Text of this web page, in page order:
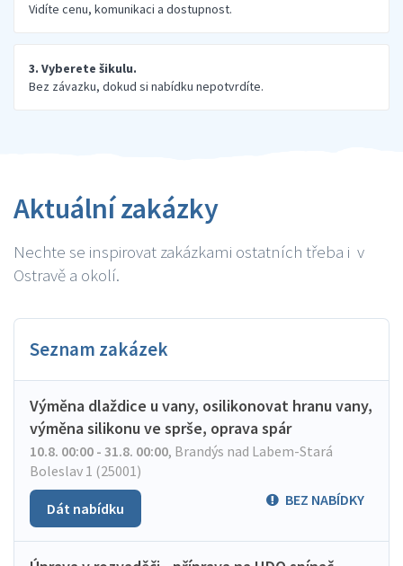
Vidíte cenu, komunikaci a dostupnost.
3. Vyberete šikulu.
Bez závazku, dokud si nabídku nepotvrdíte.
Aktuální zakázky
Nechte se inspirovat zakázkami ostatních třeba i v
Ostravě a okolí.
Seznam zakázek
Výměna dlaždice u vany, osilikonovat hranu vany,
výměna silikonu ve sprše, oprava spár
10.8. 00:00 - 31.8. 00:00, Brandýs nad Labem-Stará
Boleslav 1 (25001)
BEZ NABÍDKY
Dát nabídku